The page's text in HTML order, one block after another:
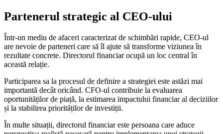
Partenerul strategic al CEO-ului
Într-un mediu de afaceri caracterizat de schimbări rapide, CEO-ul
are nevoie de parteneri care să îl ajute să transforme viziunea în
rezultate concrete. Directorul financiar ocupă un loc central în
această relație.
Participarea sa la procesul de definire a strategiei este astăzi mai
importantă decât oricând. CFO-ul contribuie la evaluarea
oportunităților de piață, la estimarea impactului financiar al deciziilor
și la stabilirea priorităților de investiții.
În multe situații, directorul financiar este persoana care aduce